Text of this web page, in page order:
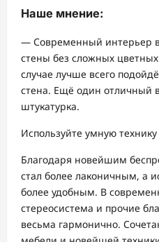
Наше мнение:
— Современный интерьер
стены без сложных
случае лучше всего
стена. Ещё один отличный
штукатурка.
Используйте умную технику
Благодаря новейшим
стал более лаконичным, а
более удобным. В
стереосистема и прочие
весьма гармонично.